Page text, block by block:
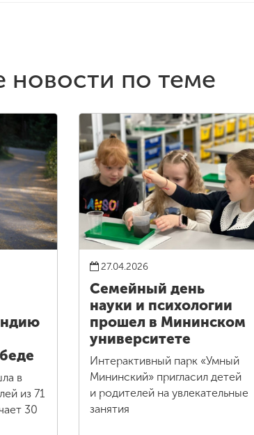
новости по теме
в
из 71
30
27.04.2026
Семейный день
науки и психологии
прошел в Мининском
университете
Интерактивный парк «Умный
Мининский» пригласил детей
и родителей на увлекательные
занятия